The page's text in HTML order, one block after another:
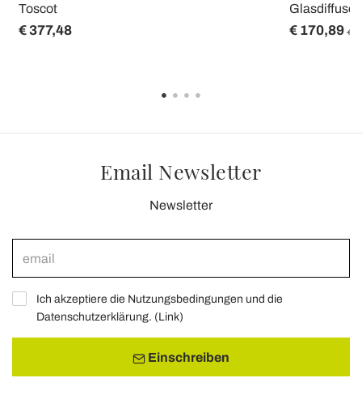
Toscot
€ 377,48 € 170,89 €
Email Newsletter
Newsletter
Ich akzeptiere die Nutzungsbedingungen und die
Datenschutzerklärung. (Link)
Einschreiben